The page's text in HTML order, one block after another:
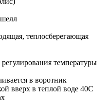
теплосберегающая
температуры
в воротник
вверх в теплой воде 40C